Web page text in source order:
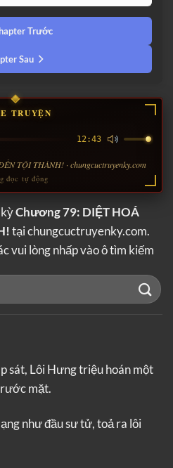
Trước
Sau
TRUYỆN
12:43
TỘI THÀNH! · chungcuctruyenky.com
đọc tự động
Chương 79: DIỆT HOÁ
tại chungcuctruyenky.com.
vui lòng nhấp vào ô tìm kiếm
sát, Lôi Hưng triệu hoán một
mặt.
như đầu sư tử, toả ra lôi